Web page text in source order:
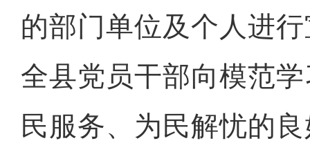
的部门单位及个人进
全县党员干部向模范
民服务、为民解忧的